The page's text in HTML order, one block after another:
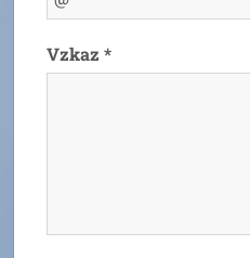
Vzkaz *